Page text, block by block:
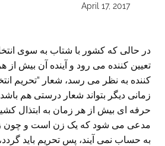
April 17, 2017
در حالی که کشور با شتاب به سوی
تعیین کننده می رود و آینده آن بیش از
کننده به نظر می رسد، شعار “تحریم
زمانی دیگر بتواند شعار درستی هم
حرفه ای بیش از هر زمان به ابتذال
مدعی می شود که یک زن است و چون
به حساب نمی آیند، پس تحریم باید